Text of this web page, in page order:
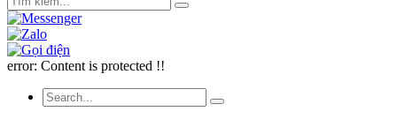
error: Content is protected !!